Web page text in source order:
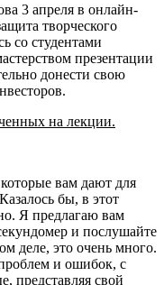
3 апреля в онлайн-
творческого
со студентами
презентации
донести свою
на лекции.
вам дают для
бы, в этот
Я предлагаю вам
и послушайте
деле, это очень много.
и ошибок, с
представляя свой